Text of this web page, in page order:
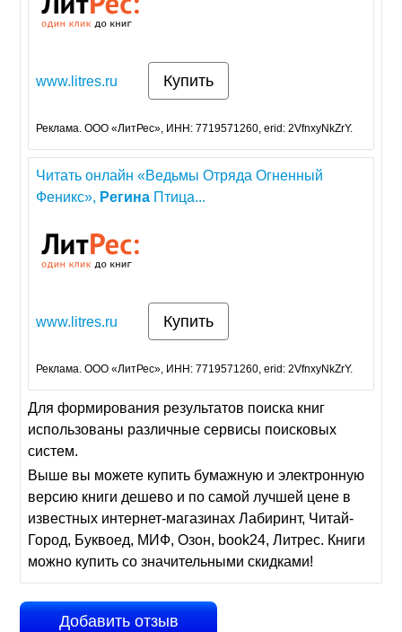
www.litres.ru Купить
Реклама. ООО «ЛитРес», ИНН: 7719571260, erid: 2VfnxyNkZrY.
Читать онлайн «Ведьмы Отряда Огненный
Феникс», Регина Птица...
www.litres.ru Купить
Реклама. ООО «ЛитРес», ИНН: 7719571260, erid: 2VfnxyNkZrY.
Для формирования результатов поиска книг
использованы различные сервисы поисковых
систем.
Выше вы можете купить бумажную и электронную
версию книги дешево и по самой лучшей цене в
известных интернет-магазинах Лабиринт, Читай-
Город, Буквоед, МИФ, Озон, book24, Литрес. Книги
можно купить со значительными скидками!
Добавить отзыв